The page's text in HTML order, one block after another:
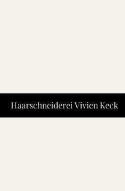
Haarschneiderei Vivien Keck